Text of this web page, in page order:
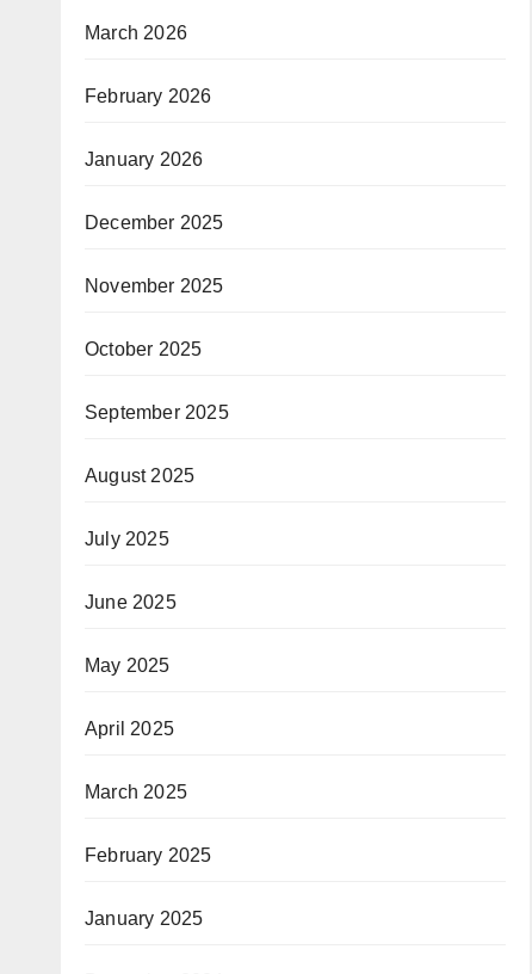
March 2026
February 2026
January 2026
December 2025
November 2025
October 2025
September 2025
August 2025
July 2025
June 2025
May 2025
April 2025
March 2025
February 2025
January 2025